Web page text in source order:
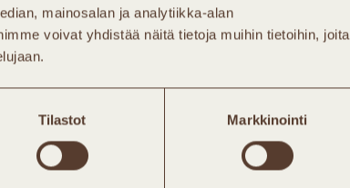
mainosalan ja analytiikka-alan
voivat yhdistää näitä tietoja muihin tietoihin, joita
Tilastot Markkinointi
selvitykset eivät aina perustu
kaukolämmön hinnankehitystä
energiayhtiön kaukolämmön
Koska kaukolämpö on paikallinen